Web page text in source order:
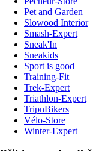
Pet and Garden
Slowood Interior
Smash-Expert
Sneak'In
Sneakids
Sport is good
Training-Fit
Trek-Expert
Triathlon-Expert
TripnBikers
Vélo-Store
Winter-Expert